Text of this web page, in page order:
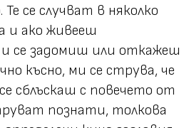
се случват в няколко
и ако живееш
се задомиш или откажеш
късно, ми се струва, че
сблъскаш с повечето от
познати, толкова